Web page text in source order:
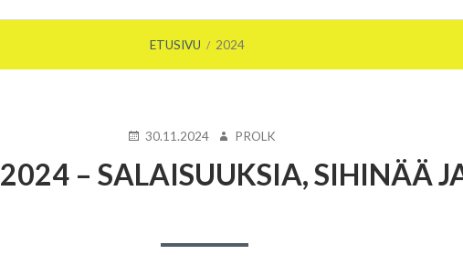
ETUSIVU 2024
JULKAISTU
30.11.2024 KIRJOITTAJA
PROLK
– SALAISUUKSIA, SIHINÄÄ